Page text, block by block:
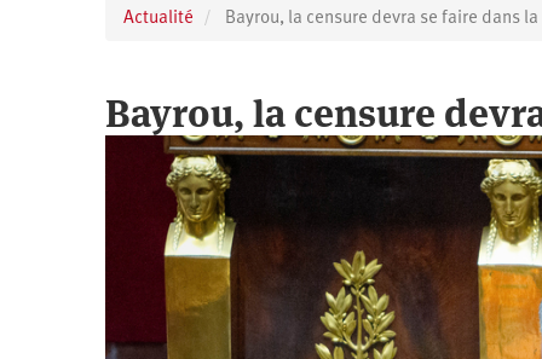
Actualité
Entreprises
Entreprises
Automobile
Aéronautique
Oppressions
Oppressions
Économie
International
Chine
Continents
Continents
Actualité Bayrou, la censure devra se faire dans
Bayrou, la censure